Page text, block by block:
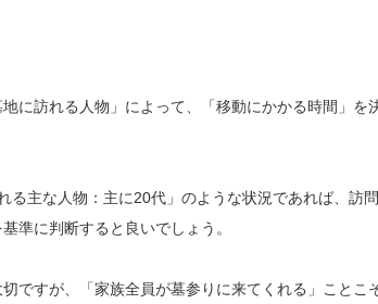
に訪れる人物」によって、「移動にかかる時間」を
る主な人物：主に20代」のような状況であれば、訪
準に判断すると良いでしょう。
ですが、「家族全員が墓参りに来てくれる」ことこ